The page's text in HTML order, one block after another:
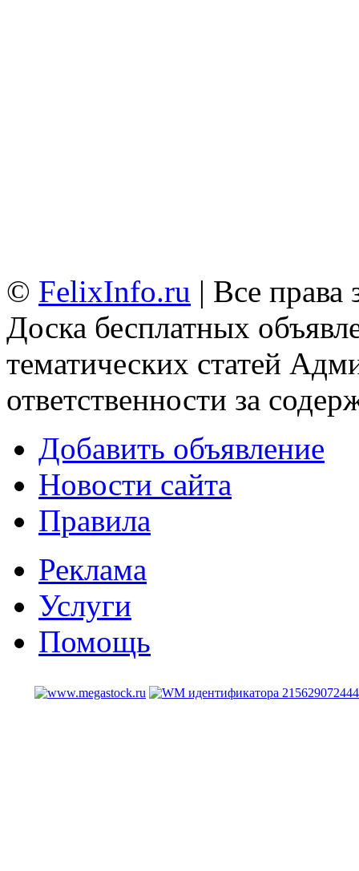
© FelixInfo.ru | Все
Доска бесплатных
тематических статей
ответственности за
Добавить объявление
Новости сайта
Правила
Реклама
Услуги
Помощь